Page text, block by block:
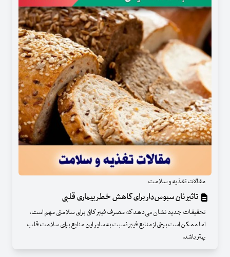
مقالات تغذیه و سلامت
تاثیر نان سبوس‌دار برای کاهش خطر بیماری قلبی
تحقیقات جدید نشان می‌دهد که مصرف فیبر کافی برای سلامتی مهم است،
اما ممکن است برخی از منابع فیبر نسبت به سایر این منابع برای سلامت قلب
بهتر باشد.